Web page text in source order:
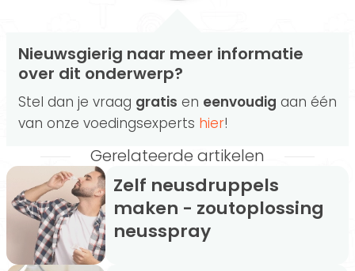
Nieuwsgierig naar meer informatie
over dit onderwerp?
Stel dan je vraag gratis en eenvoudig aan één
van onze voedingsexperts hier!
Gerelateerde artikelen
Zelf neusdruppels
maken - zoutoplossing
neusspray